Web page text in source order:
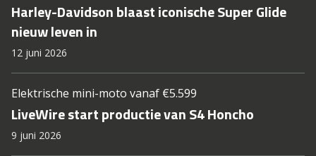
Harley-Davidson blaast iconische Super Glide
nieuw leven in
12 juni 2026
Elektrische mini-moto vanaf €5.599
LiveWire start productie van S4 Honcho
9 juni 2026